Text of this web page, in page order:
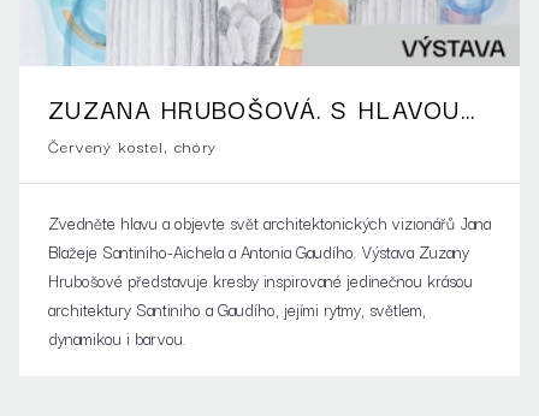
ZUZANA HRUBOŠOVÁ. S HLAVOU
VZHŮRU
Červený kostel, chóry
Zvedněte hlavu a objevte svět architektonických vizionářů Jana
Blažeje Santiniho-Aichela a Antonia Gaudího. Výstava Zuzany
Hrubošové představuje kresby inspirované jedinečnou krásou
architektury Santiniho a Gaudího, jejími rytmy, světlem,
dynamikou i barvou.